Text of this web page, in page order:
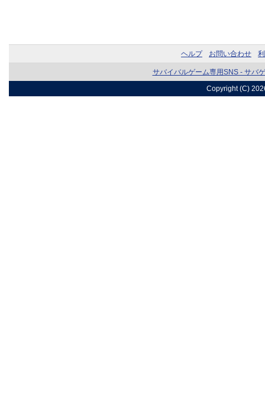
ヘルプ お問い合わせ
サバイバルゲーム専用SNS - サバ
Copyright (C)